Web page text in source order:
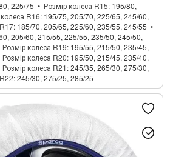
225/75 Розмір колеса R15 195/80,
R16 195/75, 205/70, 225/65, 245/60,
185/70, 205/65, 225/60, 235/55, 245/55
205/60, 215/55, 225/55, 235/50, 245/50,
Розмір колеса R19 195/55, 215/50, 235/45,
Розмір колеса R20 195/50, 215/45, 235/40,
Розмір колеса R21 245/35, 265/30, 275/30,
245/30, 275/25, 285/25